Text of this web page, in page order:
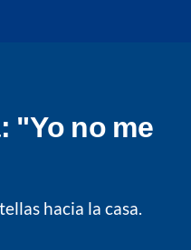
"Yo no me
hacia la casa.